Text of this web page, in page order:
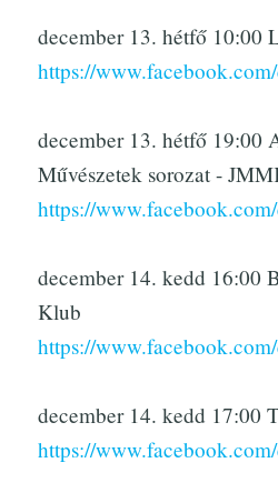
december 13. hétfő 10:00
https://
december 13. hétfő 19:00
Művészetek sorozat -
https://
december 14. kedd 16:00
Klub
https://
december 14. kedd 17:00
https://